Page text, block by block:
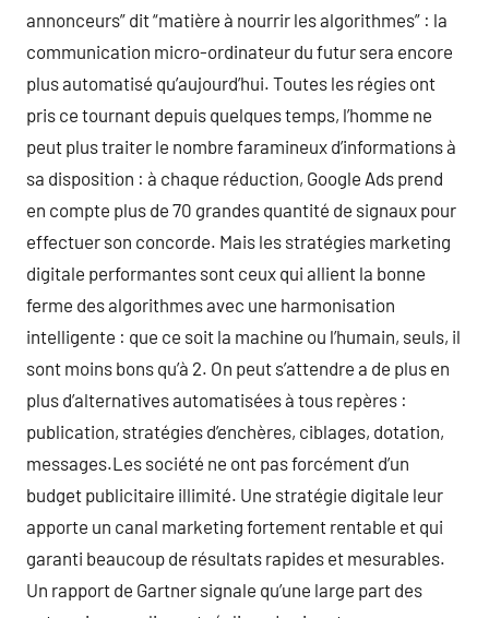
annonceurs” dit “matière à nourrir les algorithmes” : la
communication micro-ordinateur du futur sera encore
plus automatisé qu’aujourd’hui. Toutes les régies ont
pris ce tournant depuis quelques temps, l’homme ne
peut plus traiter le nombre faramineux d’informations à
sa disposition : à chaque réduction, Google Ads prend
en compte plus de 70 grandes quantité de signaux pour
effectuer son concorde. Mais les stratégies marketing
digitale performantes sont ceux qui allient la bonne
ferme des algorithmes avec une harmonisation
intelligente : que ce soit la machine ou l’humain, seuls, il
sont moins bons qu’à 2. On peut s’attendre a de plus en
plus d’alternatives automatisées à tous repères :
publication, stratégies d’enchères, ciblages, dotation,
messages.Les société ne ont pas forcément d’un
budget publicitaire illimité. Une stratégie digitale leur
apporte un canal marketing fortement rentable et qui
garanti beaucoup de résultats rapides et mesurables.
Un rapport de Gartner signale qu’une large part des